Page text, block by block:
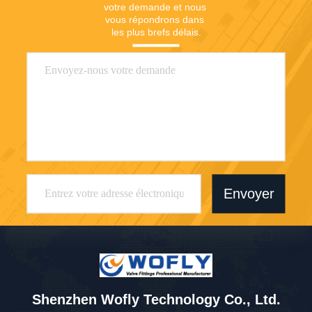
votre demande et nous
vous répondrons dans
les plus brefs délais.
Envoyer
Shenzhen Wofly Technology Co., Ltd.